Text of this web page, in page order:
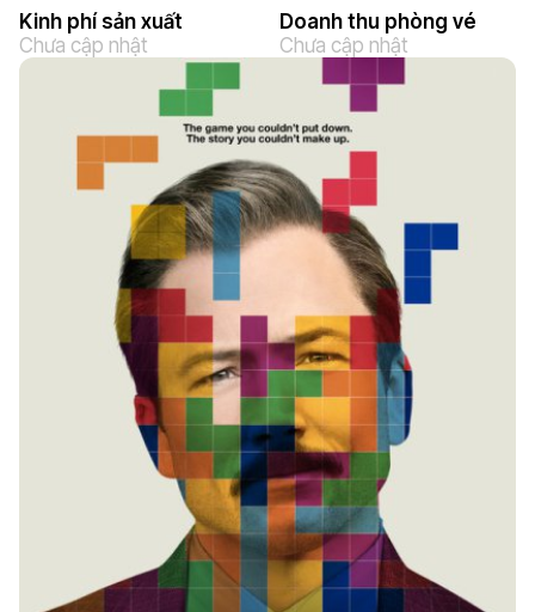
Kinh phí sản xuất
Chưa cập nhật
Doanh thu phòng vé
Chưa cập nhật